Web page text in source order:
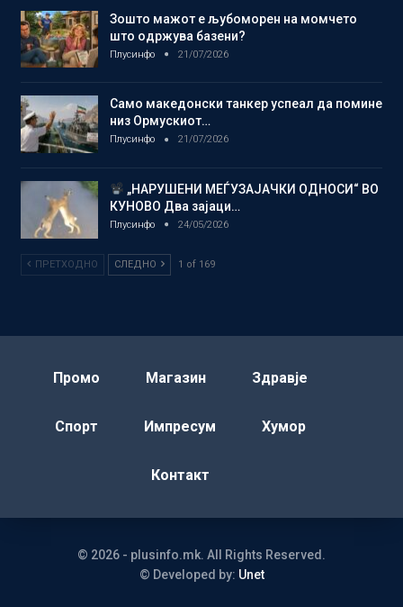
Зошто мажот е љубоморен на момчето
што одржува базени?
Плусинфо 21/07/2026
Само македонски танкер успеал да помине
низ Ормускиот…
Плусинфо 21/07/2026
„НАРУШЕНИ МЕЃУЗАЈАЧКИ ОДНОСИ“ ВО
КУНОВО Два зајаци…
Плусинфо 24/05/2026
ПРЕТХОДНО СЛЕДНО 1 of 169
Промо Магазин Здравје
Спорт Импресум Хумор
Контакт
© 2026 - plusinfo.mk. All Rights Reserved.
© Developed by: Unet